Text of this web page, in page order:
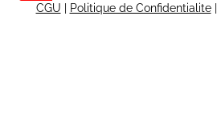
CGU | Politique de Confidentialite|